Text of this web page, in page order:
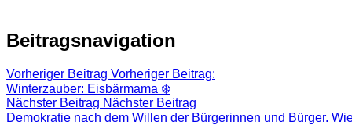
Beitragsnavigation
Vorheriger Beitrag Vorheriger Beitrag:
Winterzauber: Eisbärmama ‍❄️
Nächster Beitrag Nächster Beitrag
Demokratie nach dem Willen der Bürgerinnen und Bürger.